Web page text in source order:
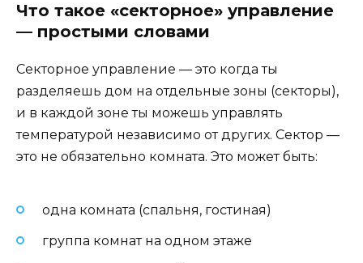
Что такое «секторное» управление
— простыми словами
Секторное управление — это когда ты
разделяешь дом на отдельные зоны (секторы),
и в каждой зоне ты можешь управлять
температурой независимо от других. Сектор —
это не обязательно комната. Это может быть:
одна комната (спальня, гостиная)
группа комнат на одном этаже